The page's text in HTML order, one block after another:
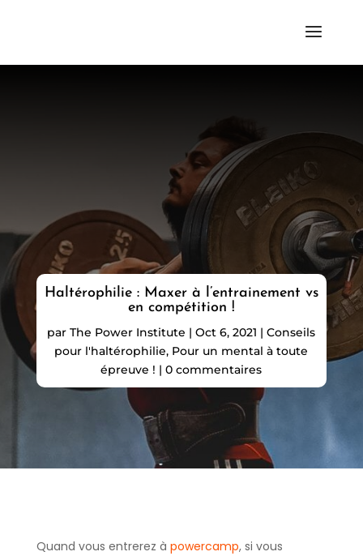
Haltérophilie : Maxer à l’entrainement vs
en compétition !
parThe Power Institute |Oct 6, 2021 |Conseils
pour l'haltérophilie, Pour un mental à toute
épreuve ! |0 commentaires
Quand vous entrerez à powercamp, si vous